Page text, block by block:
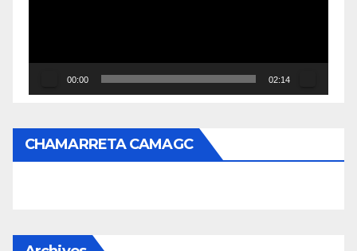
00:00 02:14
CHAMARRETA CAMAGC